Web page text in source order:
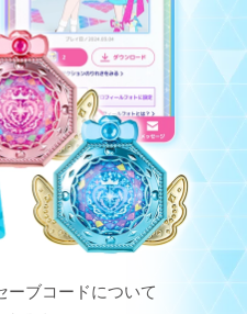
ーブコードについて